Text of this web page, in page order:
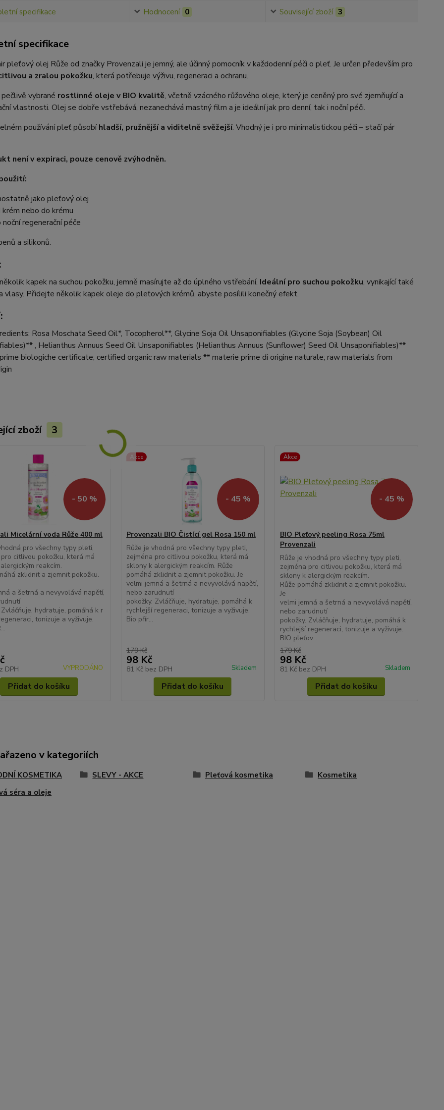
specifikace Hodnocení 0 Související zboží 3
specifikace
pleťový olej Růže od značky Provenzali je jemný, ale účinný pomocník v každodenní péči o pleť. Je určen především pro
a zralou pokožku, která potřebuje výživu, regeneraci a ochranu.
vybrané rostlinné oleje v BIO kvalitě, včetně vzácného růžového oleje, který je ceněný pro své zjemňující a
vlastnosti. Olej se dobře vstřebává, nezanechává mastný film a je ideální jak pro denní, tak i noční péči.
používání pleť působíhladší, pružnější a viditelně svěžejší. Vhodný je i pro minimalistickou péči – stačí pár
není v expiraci, pouze cenově zvýhodněn.
jako pleťový olej
krém nebo do krému
noční regenerační péče
a silikonů.
kapek na suchou pokožku, jemně masírujte až do úplného vstřebání. Ideální pro suchou pokožku, vynikající také
vlasy. Přidejte několik kapek oleje do pleťových krémů, abyste posílili konečný efekt.
Rosa Moschata Seed Oil*, Tocopherol**, Glycine Soja Oil Unsaponifiables (Glycine Soja (Soybean) Oil
, Helianthus Annuus Seed Oil Unsaponifiables (Helianthus Annuus (Sunflower) Seed Oil Unsaponifiables)**
biologiche certificate; certified organic raw materials ** materie prime di origine naturale; raw materials from
zboží 3
- 50 %
Micelární voda Růže 400 ml
pro všechny typy pleti,
citlivou pokožku, která má
reakcím.
zklidnit a zjemnit pokožku.
a šetrná a nevyvolává napětí,
Zvláčňuje, hydratuje, pomáhá k r
tonizuje a vyživuje.
DPH VYPRODÁNO
Přidat do košíku
Akce
- 45 %
Provenzali BIO Čistící gel Rosa 150 ml
Růže je vhodná pro všechny typy pleti,
zejména pro citlivou pokožku, která má
sklony k alergickým reakcím. Růže
pomáhá zklidnit a zjemnit pokožku. Je
velmi jemná a šetrná a nevyvolává napětí,
nebo zarudnutí
pokožky. Zvláčňuje, hydratuje, pomáhá k
rychlejší regeneraci, tonizuje a vyživuje.
Bio přír...
179 Kč
98 Kč
81 Kč bez DPH Skladem
Přidat do košíku
Akce
- 45 %
BIO Pleťový peeling Rosa 75ml
Provenzali
Růže je vhodná pro všechny typy pleti,
zejména pro citlivou pokožku, která má
sklony k alergickým reakcím.
Růže pomáhá zklidnit a zjemnit pokožku.
Je
velmi jemná a šetrná a nevyvolává napětí,
nebo zarudnutí
pokožky. Zvláčňuje, hydratuje, pomáhá k
rychlejší regeneraci, tonizuje a vyživuje.
BIO pleťov...
179 Kč
98 Kč
81 Kč bez DPH Skladem
Přidat do košíku
v kategoriích
KOSMETIKA SLEVY - AKCE Pleťová kosmetika
Kosmetika
séra a oleje